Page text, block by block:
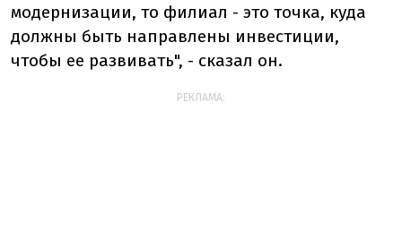
модернизации, то филиал - это точка, куда
должны быть направлены инвестиции,
чтобы ее развивать", - сказал он.
РЕКЛАМА: